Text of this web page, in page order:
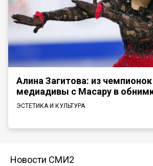
Алина Загитова: из
медиадивы с Масару в
ЭСТЕТИКА И КУЛЬТУРА
Новости СМИ2